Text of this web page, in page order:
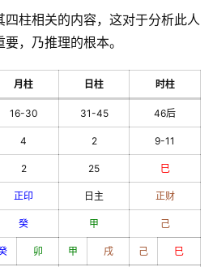
柱相关的内容，这对于分析此人
，乃推理的根本。
月柱 日柱 时柱
16-30 31-45 46后
4 2 9-11
2 25 巳
正印 日主 正财
癸 甲 己
卯 甲 戌 己 巳